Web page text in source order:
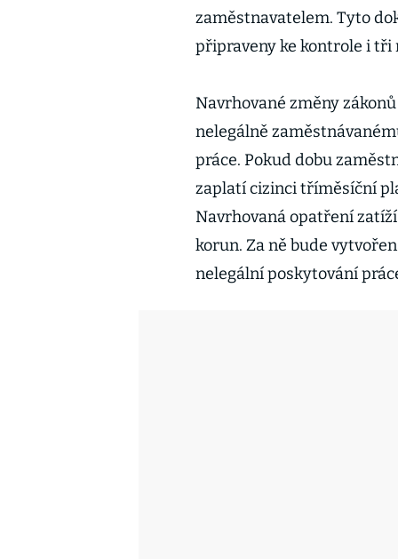
zaměstnavatelem. Tyto
připraveny ke kontrole i tři
Navrhované změny
nelegálně
práce. Pokud dobu
zaplatí cizinci tříměsíční
Navrhovaná opatření
korun. Za ně bude
nelegální poskytování